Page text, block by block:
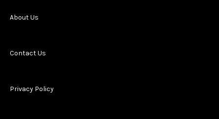
About Us
Contact Us
Privacy Policy